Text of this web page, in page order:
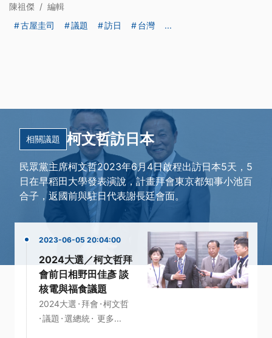
陳祖傑 / 編輯
古屋圭司
議題 訪日 台灣 ...
相關議題 柯文哲訪日本
民眾黨主席柯文哲2023年6月4日啟程出訪日本5天，5
日在早稻田大學發表演說，計畫拜會東京都知事小池百
合子，返國前與駐日代表謝長廷會面。
2023-06-05 20:04:00
2024大選／柯文哲拜
會前日相野田佳彥 談
核電與福食議題
2024大選 · 拜會 ·柯文哲
·議題 ·選總統· 更多...